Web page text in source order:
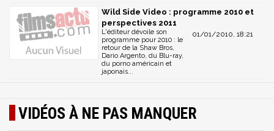
Wild Side Video : programme 2010 et
perspectives 2011
01/01/2010, 18:21
L'éditeur dévoile son
programme pour 2010 : le
retour de la Shaw Bros,
Dario Argento, du Blu-ray,
du porno américain et
japonais...
VIDÉOS À NE PAS MANQUER